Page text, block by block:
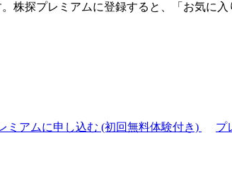
株探プレミアムに登録すると、「お気に
ミアムに申し込む (初回無料体験付き)
プ